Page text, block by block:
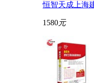
恒智天成上海
1580元